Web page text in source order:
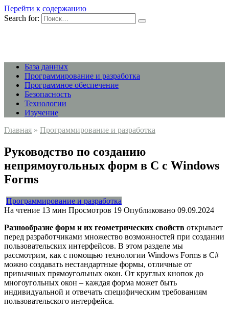
Перейти к содержанию
Search for:
База данных
Программирование и разработка
Программное обеспечение
Безопасность
Технологии
Изучение
Главная » Программирование и разработка
Руководство по созданию
непрямоугольных форм в C с Windows
Forms
Программирование и разработка
На чтение 13 мин Просмотров 19 Опубликовано 09.09.2024
Разнообразие форм и их геометрических свойств открывает
перед разработчиками множество возможностей при создании
пользовательских интерфейсов. В этом разделе мы
рассмотрим, как с помощью технологии Windows Forms в C#
можно создавать нестандартные формы, отличные от
привычных прямоугольных окон. От круглых кнопок до
многоугольных окон – каждая форма может быть
индивидуальной и отвечать специфическим требованиям
пользовательского интерфейса.